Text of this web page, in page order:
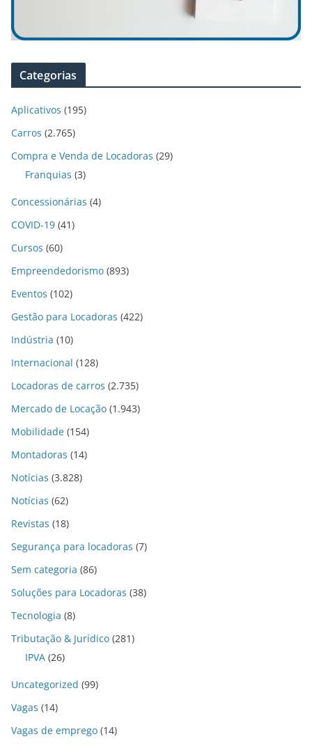
Categorias
Aplicativos (195)
Carros (2.765)
Compra e Venda de Locadoras (29)
Franquias (3)
Concessionárias (4)
COVID-19 (41)
Cursos (60)
Empreendedorismo (893)
Eventos (102)
Gestão para Locadoras (422)
Indústria (10)
Internacional (128)
Locadoras de carros (2.735)
Mercado de Locação (1.943)
Mobilidade (154)
Montadoras (14)
Notícias (3.828)
Notícias (62)
Revistas (18)
Segurança para locadoras (7)
Sem categoria (86)
Soluções para Locadoras (38)
Tecnologia (8)
Tributação & Jurídico (281)
IPVA (26)
Uncategorized (99)
Vagas (14)
Vagas de emprego (14)